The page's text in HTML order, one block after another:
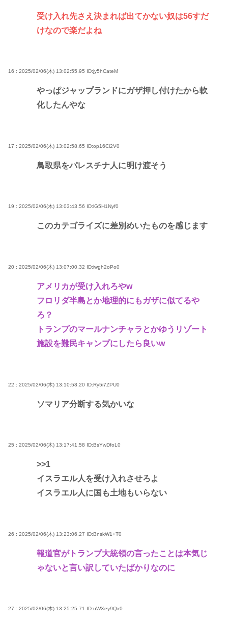
受け入れ先さえ決まれば出てかない奴は56すだ
けなので楽だよね
16 : 2025/02/06(木) 13:02:55.95 ID:jy5hCateM
やっぱジャップランドにガザ押し付けたから軟
化したんやな
17 : 2025/02/06(木) 13:02:58.65 ID:op16Ci2V0
鳥取県をパレスチナ人に明け渡そう
19 : 2025/02/06(木) 13:03:43.56 ID:lG5H1Nyf0
このカテゴライズに差別めいたものを感じます
20 : 2025/02/06(木) 13:07:00.32 ID:iwgh2oPo0
アメリカが受け入れろやw
フロリダ半島とか地理的にもガザに似てるや
ろ？
トランプのマールナンチャラとかゆうリゾート
施設を難民キャンプにしたら良いw
22 : 2025/02/06(木) 13:10:58.20 ID:Ry5i7ZPU0
ソマリア分断する気かいな
25 : 2025/02/06(木) 13:17:41.58 ID:BsYwDfoL0
>>1
イスラエル人を受け入れさせろよ
イスラエル人に国も土地もいらない
26 : 2025/02/06(木) 13:23:06.27 ID:BnskW1+T0
報道官がトランプ大統領の言ったことは本気じ
ゃないと言い訳していたばかりなのに
27 : 2025/02/06(木) 13:25:25.71 ID:uWXey9Qx0